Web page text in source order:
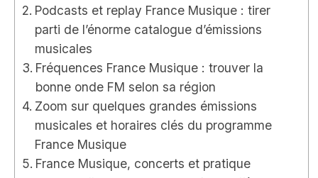
Podcasts et replay France Musique : tirer
parti de l’énorme catalogue d’émissions
musicales
Fréquences France Musique : trouver la
bonne onde FM selon sa région
Zoom sur quelques grandes émissions
musicales et horaires clés du programme
France Musique
France Musique, concerts et pratique